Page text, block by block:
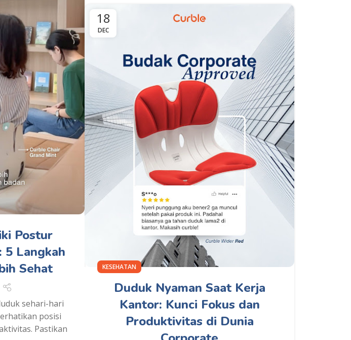
Postur
5 Langkah
Sehat
sehari-hari
posisi
Pastikan
18
DEC
KESEHATAN
Duduk Nyaman Saat Kerja
Kantor: Kunci Fokus dan
Produktivitas di Dunia